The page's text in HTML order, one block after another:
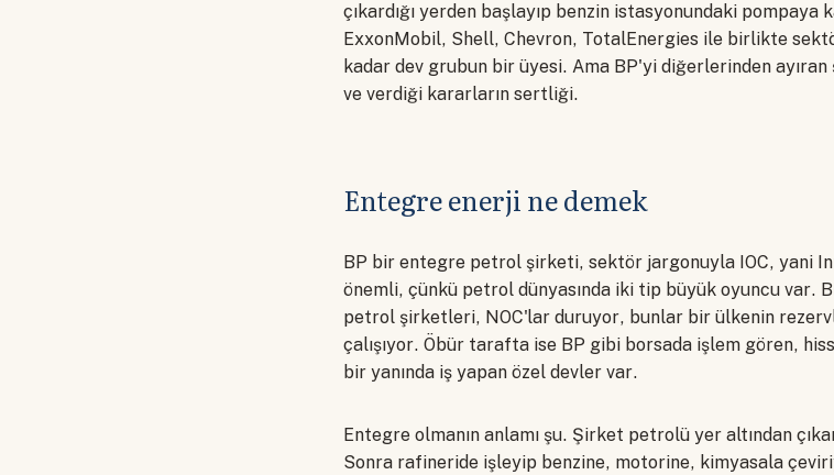
çıkardığı yerden başlayıp benzin istasyonundaki pompaya
ExxonMobil, Shell, Chevron, TotalEnergies ile birlikte
kadar dev grubun bir üyesi. Ama BP'yi diğerlerinden
ve verdiği kararların sertliği.
Entegre enerji ne demek
BP bir entegre petrol şirketi, sektör jargonuyla IOC, yani
önemli, çünkü petrol dünyasında iki tip büyük oyuncu var.
petrol şirketleri, NOC'lar duruyor, bunlar bir ülkenin
çalışıyor. Öbür tarafta ise BP gibi borsada işlem gören,
bir yanında iş yapan özel devler var.
Entegre olmanın anlamı şu. Şirket petrolü yer altından
Sonra rafineride işleyip benzine, motorine, kimyasala